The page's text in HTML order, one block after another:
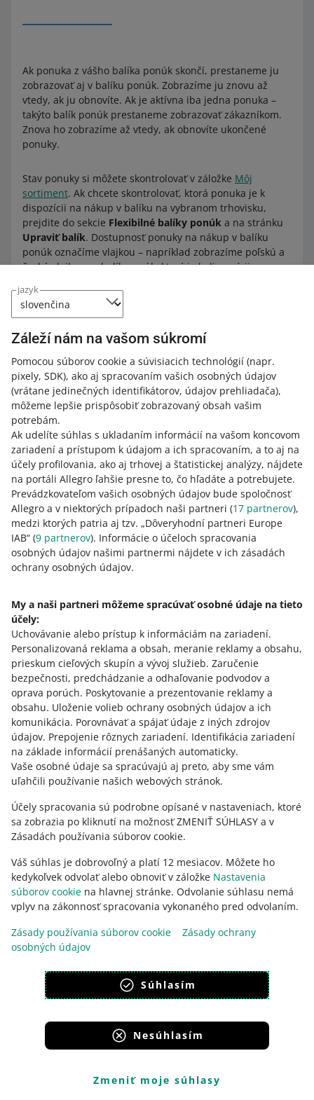
jazyk
Záleží nám na vašom súkromí
Pomocou súborov cookie a súvisiacich technológií (napr.
pixely, SDK), ako aj spracovaním vašich osobných údajov
(vrátane jedinečných identifikátorov, údajov prehliadača),
môžeme lepšie prispôsobiť zobrazovaný obsah vašim
potrebám.
Ak udelíte súhlas s ukladaním informácií na vašom koncovom
zariadení a prístupom k údajom a ich spracovaním, a to aj na
účely profilovania, ako aj trhovej a štatistickej analýzy, nájdete
na portáli Allegro ľahšie presne to, čo hľadáte a potrebujete.
Prevádzkovateľom vašich osobných údajov bude spoločnosť
Allegro a v niektorých prípadoch naši partneri (17 partnerov),
medzi ktorých patria aj tzv. „Dôveryhodní partneri Europe
IAB“ (9 partnerov). Informácie o účeloch spracovania
osobných údajov našimi partnermi nájdete v ich zásadách
ochrany osobných údajov.
My a naši partneri môžeme spracúvať osobné údaje na tieto
účely:
Uchovávanie alebo prístup k informáciám na zariadení.
Personalizovaná reklama a obsah, meranie reklamy a obsahu,
prieskum cieľových skupín a vývoj služieb. Zaručenie
bezpečnosti, predchádzanie a odhaľovanie podvodov a
oprava porúch. Poskytovanie a prezentovanie reklamy a
obsahu. Uloženie volieb ochrany osobných údajov a ich
komunikácia. Porovnávať a spájať údaje z iných zdrojov
údajov. Prepojenie rôznych zariadení. Identifikácia zariadení
na základe informácií prenášaných automaticky.
Vaše osobné údaje sa spracúvajú aj preto, aby sme vám
uľahčili používanie našich webových stránok.
Účely spracovania sú podrobne opísané v nastaveniach, ktoré
sa zobrazia po kliknutí na možnosť ZMENIŤ SÚHLASY a v
Zásadách používania súborov cookie.
Váš súhlas je dobrovoľný a platí 12 mesiacov. Môžete ho
kedykoľvek odvolať alebo obnoviť v záložke Nastavenia
súborov cookie na hlavnej stránke. Odvolanie súhlasu nemá
vplyv na zákonnosť spracovania vykonaného pred odvolaním.
Zásady používania súborov cookie
Zásady ochrany
osobných údajov
Súhlasím
Nesúhlasím
Zmeniť moje súhlasy
Ak ponuka z vášho balíka ponúk skončí, prestaneme ju
zobrazovať aj v balíku ponúk. Zobrazíme ju znovu až
vtedy, ak ju obnovíte. Ak je aktívna iba jedna ponuka –
takýto balík ponúk prestaneme zobrazovať zákazníkom.
Znova ho zobrazíme až vtedy, ak obnovíte ukončené
ponuky.
Stav ponuky si môžete skontrolovať v záložke Môj
sortiment. Ak chcete skontrolovať, ktorá ponuka je k
dispozícii na nákup v balíku na vybranom trhovisku,
prejdite do sekcie Flexibilné balíky ponúk a na stránku
Upraviť balík. Dostupnosť ponuky na nákup v balíku
ponúk označíme vlajkou – napríklad zobrazíme poľskú a
českú vlajku pre balík ponúk, ktorý je k dispozícii na
Ak ponuka nie je k dispozícii na nákup na danom
trhovisku – vlajka bude sivá a vedľa nej uvidíte správu.
Ako nastaviť zľavu v existujúcom balíku
Prejdite do záložkyBalíky ponúk.
Kliknite na ikonu ceruzky vedľa vybraného balíka.
Kliknite napridať zľavu.
Môžete to urobiť dvomi spôsobmi:
pre celý balík ponúk–zistite, ako
pre vybrané pozície–zistite, ako.
Kliknite na [uložiť]. Hotovo!
Uveďte percento zľavy pre celý balík ponúk. Môžete to
urobiť samostatne pre každé trhovisko alebo
skopírovať zľavu na iné trhoviská.
Vyberte počet rôznych produktov v balíku, ktoré si
musí zákazník kúpiť, aby mohol uplatniť zľavu.
uvedené percento. Zľava za celý balík ponúk bude vo